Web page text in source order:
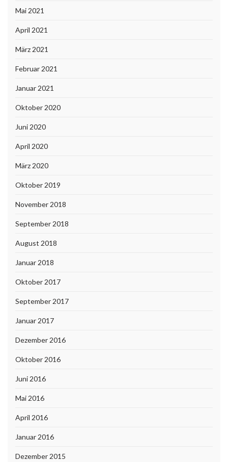
Mai 2021
April 2021
März 2021
Februar 2021
Januar 2021
Oktober 2020
Juni 2020
April 2020
März 2020
Oktober 2019
November 2018
September 2018
August 2018
Januar 2018
Oktober 2017
September 2017
Januar 2017
Dezember 2016
Oktober 2016
Juni 2016
Mai 2016
April 2016
Januar 2016
Dezember 2015